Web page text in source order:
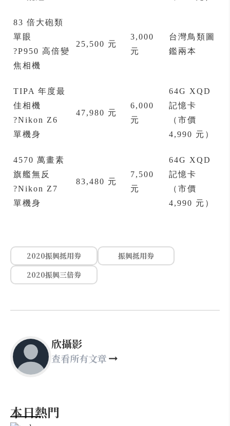
83 倍大砲類
單眼
?P950 高倍變
焦相機
25,500 元
3,000
元
台灣鳥類圖
鑑兩本
TIPA 年度最
佳相機
?Nikon Z6
單機身
47,980 元
6,000
元
64G XQD
記憶卡
（市價
4,990 元）
4570 萬畫素
旗艦無反
?Nikon Z7
單機身
83,480 元
7,500
元
64G XQD
記憶卡
（市價
4,990 元）
2020振興抵用券
振興抵用券
2020振興三倍券
欣攝影
查看所有文章
本日熱門